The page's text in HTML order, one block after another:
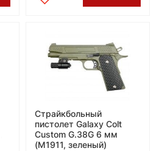
Страйкбольный
пистолет Galaxy Colt
Custom G.38G 6 мм
(M1911, зеленый)